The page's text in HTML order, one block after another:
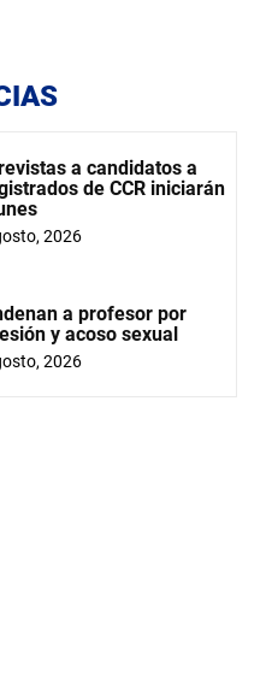
a candidatos a
de CCR iniciarán
2026
a profesor por
y acoso sexual
2026